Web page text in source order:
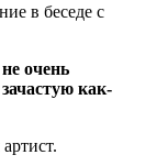
в беседе с
очень
как-